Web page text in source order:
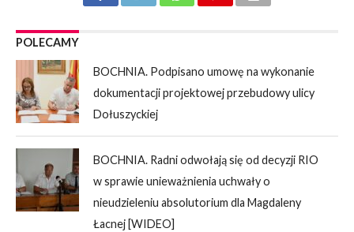
POLECAMY
BOCHNIA. Podpisano umowę na wykonanie
dokumentacji projektowej przebudowy ulicy
Dołuszyckiej
BOCHNIA. Radni odwołają się od decyzji RIO
w sprawie unieważnienia uchwały o
nieudzieleniu absolutorium dla Magdaleny
Łacnej [WIDEO]